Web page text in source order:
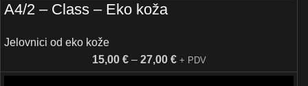
A4/2 – Class – Eko koža
Jelovnici od eko kože
15,00 € – 27,00 € + PDV